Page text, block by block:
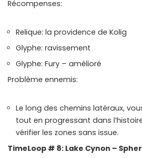
Récompenses:
Relique: la providence de Kolig
Glyphe: ravissement
Glyphe: Fury – amélioré
Problème ennemis:
Le long des chemins latéraux,
tout en progressant dans
vérifier les zones sans issue.
TimeLoop # 8: Lake Cynon –